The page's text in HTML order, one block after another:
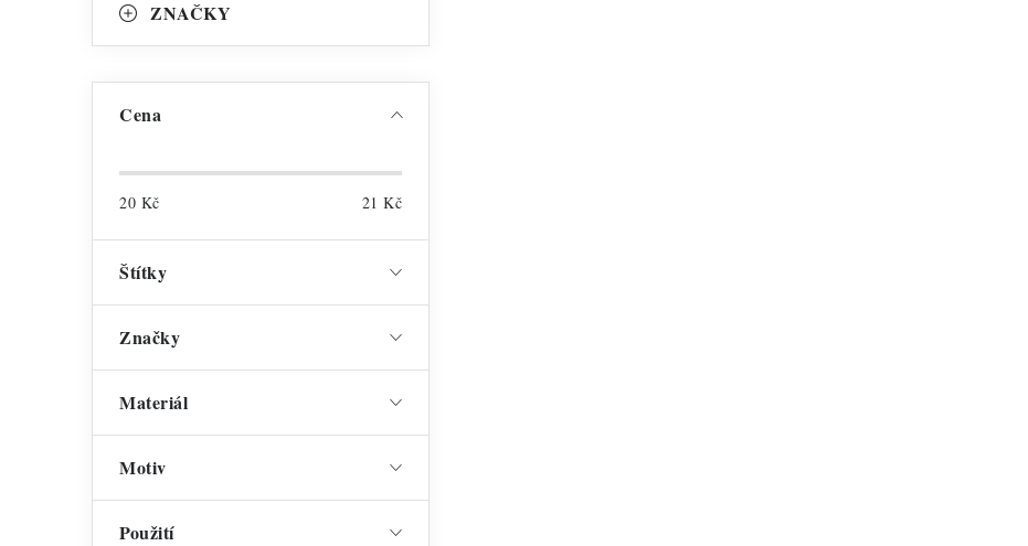
ZNAČKY
Cena
20 Kč 21 Kč
Štítky
Značky
Materiál
Motiv
Použití